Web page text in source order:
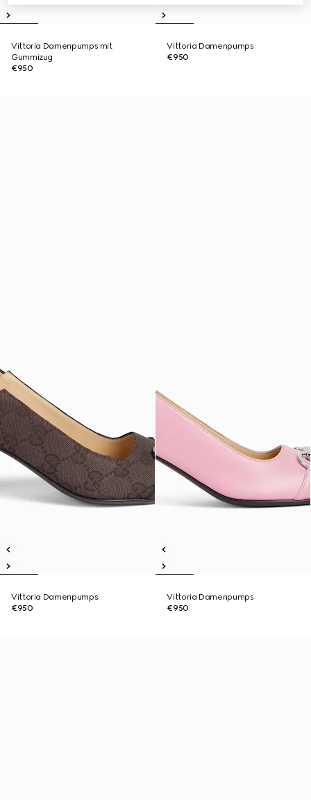
Vittoria Damenpumps mit
Gummizug
€950
Vittoria Damenpumps
€950
Vittoria Damenpumps
€950
Vittoria Damenpumps
€950